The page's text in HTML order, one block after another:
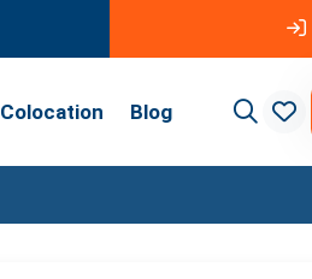
Colocation Blog